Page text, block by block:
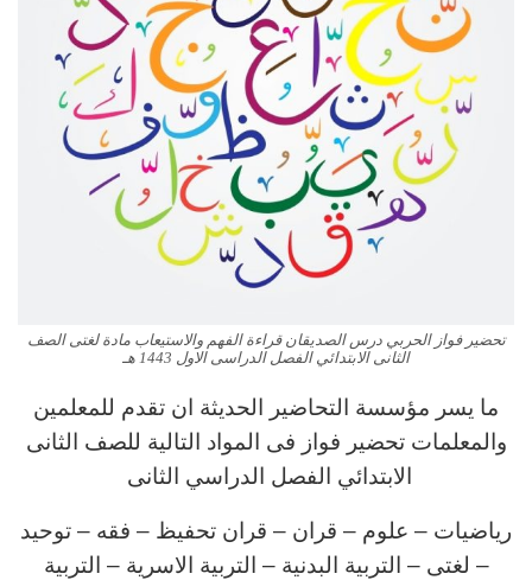
تحضير فواز الحربي درس الصديقان قراءة الفهم والاستيعاب مادة لغتى الصف
الثانى الابتدائي الفصل الدراسى الاول 1443 هـ
ما يسر مؤسسة التحاضير الحديثة ان تقدم للمعلمين
والمعلمات تحضير فواز فى المواد التالية للصف الثانى
الابتدائي الفصل الدراسي الثانى
رياضيات – علوم – قران – قران تحفيظ – فقه – توحيد
– لغتى – التربية البدنية – التربية الاسرية – التربية